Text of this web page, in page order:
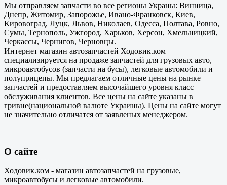
Мы отправляем запчасти во все регионы Украны: Винница,
Днепр, Житомир, Запорожье, Ивано-Франковск, Киев,
Кировоград, Луцк, Львов, Николаев, Одесса, Полтава, Ровно,
Сумы, Тернополь, Ужгород, Харьков, Херсон, Хмельницкий,
Черкассы, Чернигов, Черновцы.
Интернет магазин автозапчастей Ходовик.ком
специализируется на продаже запчастей для грузовых авто,
микроавтобусов (запчасти на бусы), легковые автомобили и
полуприцепы. Мы предлагаем отличные цены на рынке
запчастей и предоставляем высочайшего уровня класс
обслуживания клиентов. Все цены на сайте указаны в
гривне(национальной валюте Украины). Цены на сайте могут
не значительно отличатся от заявленых менеджером.
О сайте
Ходовик.ком - магазин автозапчастей на грузовые,
микроавтобусы и легковые автомобили.